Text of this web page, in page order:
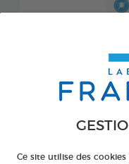
Ce site utilise des